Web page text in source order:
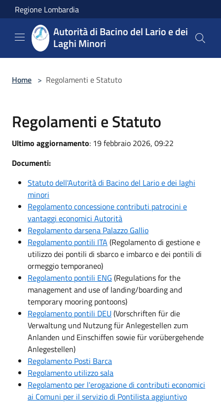
Salta al contenuto principale
Regione Lombardia
Autorità di Bacino del Lario e dei
Laghi Minori
Home > Regolamenti e Statuto
Regolamenti e Statuto
Ultimo aggiornamento: 19 febbraio 2026, 09:22
Documenti:
Statuto dell'Autorità di Bacino del Lario e dei laghi
minori
Regolamento concessione contributi patrocini e
vantaggi economici Autorità
Regolamento darsena Palazzo Gallio
Regolamento pontili ITA (Regolamento di gestione e
utilizzo dei pontili di sbarco e imbarco e dei pontili di
ormeggio temporaneo)
Regolamento pontili ENG (Regulations for the
management and use of landing/boarding and
temporary mooring pontoons)
Regolamento pontili DEU (Vorschriften für die
Verwaltung und Nutzung für Anlegestellen zum
Anlanden und Einschiffen sowie für vorübergehende
Anlegestellen)
Regolamento Posti Barca
Regolamento utilizzo sala
Regolamento per l'erogazione di contributi economici
ai Comuni per il servizio di Pontilista aggiuntivo